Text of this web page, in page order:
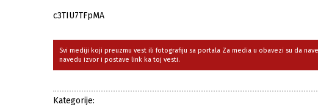
c3TIU7TFpMA
Svi mediji koji preuzmu vest ili fotografiju sa portala Za media u obavezi su da
navedu izvor i postave link ka toj vesti.
Kategorije: